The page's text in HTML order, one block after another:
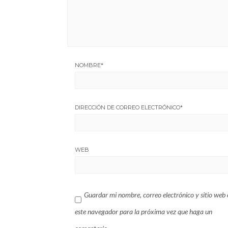
NOMBRE*
DIRECCIÓN DE CORREO ELECTRÓNICO*
WEB
Guardar mi nombre, correo electrónico y sitio web
este navegador para la próxima vez que haga un